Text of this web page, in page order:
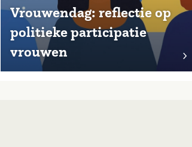
Vrouwendag: reflectie op
politieke participatie
vrouwen